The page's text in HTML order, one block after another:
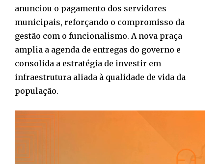
anunciou o pagamento dos servidores
municipais, reforçando o compromisso da
gestão com o funcionalismo. A nova praça
amplia a agenda de entregas do governo e
consolida a estratégia de investir em
infraestrutura aliada à qualidade de vida da
população.